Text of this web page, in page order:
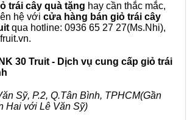
trái cây quà tặng hay cần thắc mắc,
hệ với cửa hàng bán giỏ trái cây
qua hotline: 0936 65 27 27(Ms.Nhi),
30 Truit - Dịch vụ cung cấp giỏ trái
Sỹ, P.2, Q.Tân Bình, TPHCM(Gần
Hai với Lê Văn Sỹ)